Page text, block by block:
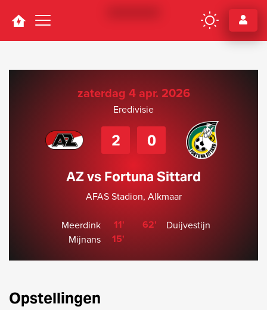
Navigation
zaterdag 4 apr. 2026
Eredivisie
2 0
AZ vs Fortuna Sittard
AFAS Stadion, Alkmaar
Meerdink 11'
Mijnans 15'
62' Duijvestijn
Opstellingen